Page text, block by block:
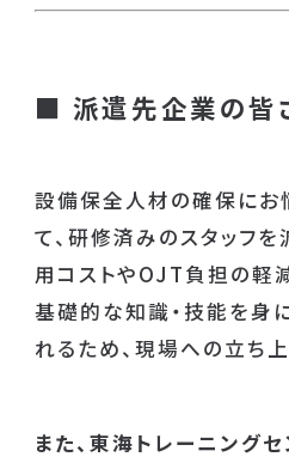
■ 派遣先企業の皆
設備保全人材の確保にお
て、研修済みのスタッフを
用コストやOJT負担の軽
基礎的な知識・技能を身
れるため、現場への立ち
また、東海トレーニング